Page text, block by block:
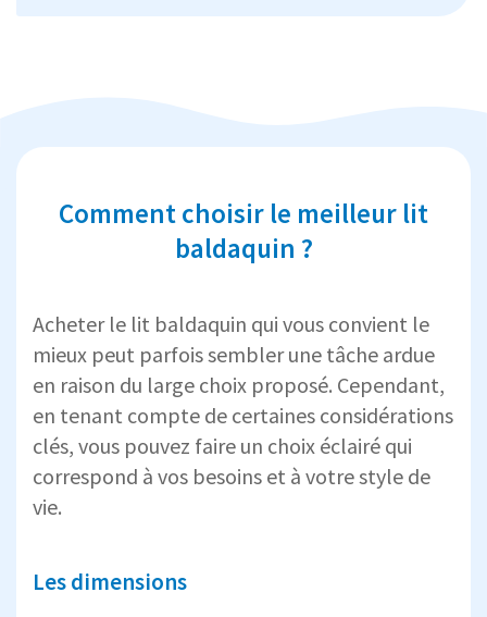
Comment choisir le meilleur lit
baldaquin ?
Acheter le lit baldaquin qui vous convient le
mieux peut parfois sembler une tâche ardue
en raison du large choix proposé. Cependant,
en tenant compte de certaines considérations
clés, vous pouvez faire un choix éclairé qui
correspond à vos besoins et à votre style de
vie.
Les dimensions